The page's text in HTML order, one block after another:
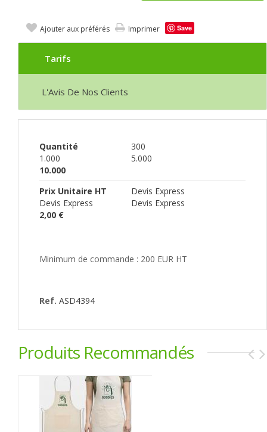
Ajouter aux préférés Imprimer Save
Tarifs
L'Avis De Nos Clients
Quantité
300
1.000
5.000
10.000
Prix Unitaire HT
Devis Express
Devis Express
Devis Express
2,00 €
Minimum de commande : 200 EUR HT
Ref. ASD4394
Produits Recommandés